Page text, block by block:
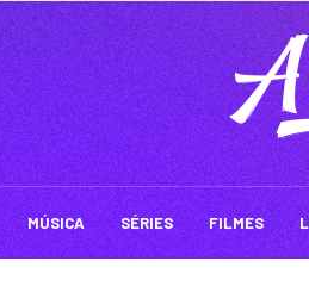
MÚSICA SÉRIES FILMES